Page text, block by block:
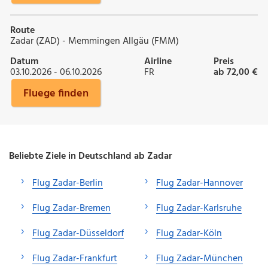
Route
Zadar (ZAD) - Memmingen Allgäu (FMM)
Datum
03.10.2026 - 06.10.2026
Airline
FR
Preis
ab 72,00 €
Fluege finden
Beliebte Ziele in Deutschland ab Zadar
Flug Zadar-Berlin
Flug Zadar-Bremen
Flug Zadar-Düsseldorf
Flug Zadar-Frankfurt
Flug Zadar-Hannover
Flug Zadar-Karlsruhe
Flug Zadar-Köln
Flug Zadar-München